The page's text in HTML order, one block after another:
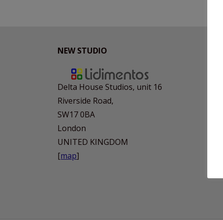
NEW STUDIO
Delta House Studios, unit 16
Riverside Road,
SW17 0BA
London
UNITED KINGDOM
[map]